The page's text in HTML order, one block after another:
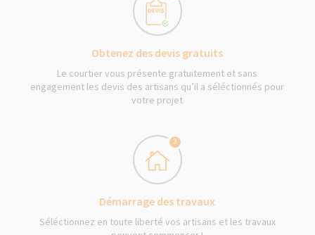
Obtenez des devis gratuits
Le courtier vous présente gratuitement et sans
engagement les devis des artisans qu’il a séléctionnés pour
votre projet
3
Démarrage des travaux
Séléctionnez en toute liberté vos artisans et les travaux